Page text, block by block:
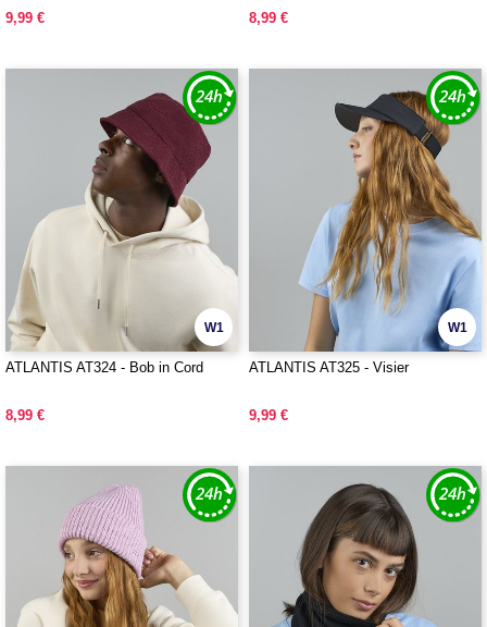
9,99 €
8,99 €
W1
ATLANTIS AT324 - Bob in Cord
8,99 €
W1
ATLANTIS AT325 - Visier
9,99 €